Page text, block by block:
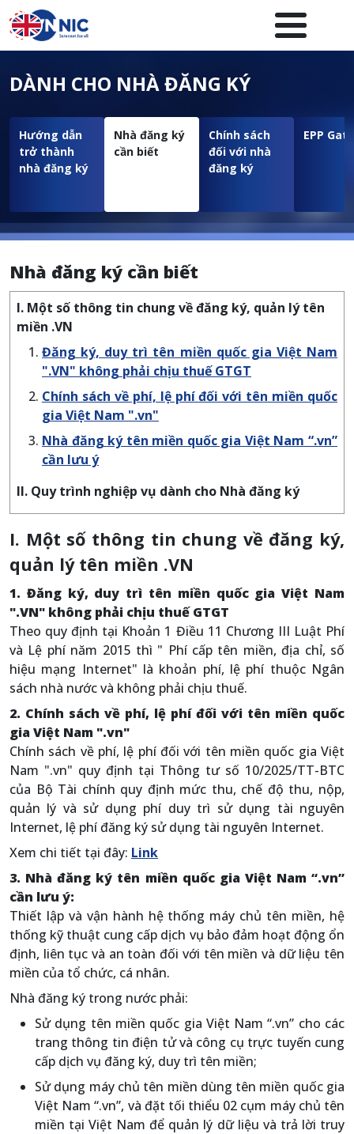
Nhảy đến nội dung
Menuheader của website
DÀNH CHO NHÀ ĐĂNG KÝ
Hướng dẫn
trở thành
nhà đăng ký
Nhà đăng ký
cần biết
Chính sách
đối với nhà
đăng ký
EPP
Nhà đăng ký cần biết
I. Một số thông tin chung về đăng ký, quản lý tên
miền .VN
Đăng ký, duy trì tên miền quốc gia Việt Nam
".VN" không phải chịu thuế GTGT
Chính sách về phí, lệ phí đối với tên miền quốc
gia Việt Nam ".vn"
Nhà đăng ký tên miền quốc gia Việt Nam “.vn”
cần lưu ý
II. Quy trình nghiệp vụ dành cho Nhà đăng ký
I. Một số thông tin chung về đăng ký,
quản lý tên miền .VN
1. Đăng ký, duy trì tên miền quốc gia Việt Nam
".VN" không phải chịu thuế GTGT
Theo quy định tại Khoản 1 Điều 11 Chương III Luật Phí
và Lệ phí năm 2015 thì " Phí cấp tên miền, địa chỉ, số
hiệu mạng Internet" là khoản phí, lệ phí thuộc Ngân
sách nhà nước và không phải chịu thuế.
2. Chính sách về phí, lệ phí đối với tên miền quốc
gia Việt Nam ".vn"
Chính sách về phí, lệ phí đối với tên miền quốc gia Việt
Nam ".vn" quy định tại Thông tư số 10/2025/TT-BTC
của Bộ Tài chính quy định mức thu, chế độ thu, nộp,
quản lý và sử dụng phí duy trì sử dụng tài nguyên
Internet, lệ phí đăng ký sử dụng tài nguyên Internet.
Xem chi tiết tại đây: Link
3. Nhà đăng ký tên miền quốc gia Việt Nam “.vn”
cần lưu ý:
Thiết lập và vận hành hệ thống máy chủ tên miền, hệ
thống kỹ thuật cung cấp dịch vụ bảo đảm hoạt động ổn
định, liên tục và an toàn đối với tên miền và dữ liệu tên
miền của tổ chức, cá nhân.
Nhà đăng ký trong nước phải:
Sử dụng tên miền quốc gia Việt Nam “.vn” cho các
trang thông tin điện tử và công cụ trực tuyến cung
cấp dịch vụ đăng ký, duy trì tên miền;
Sử dụng máy chủ tên miền dùng tên miền quốc gia
Việt Nam “.vn”, và đặt tối thiểu 02 cụm máy chủ tên
miền tại Việt Nam để quản lý dữ liệu và trả lời truy